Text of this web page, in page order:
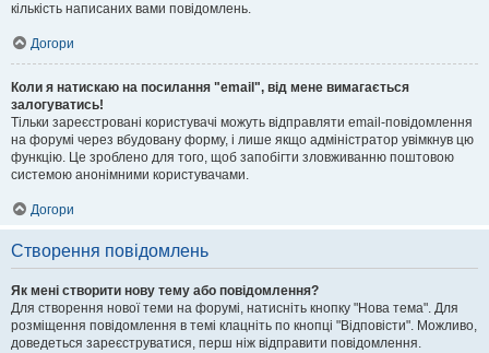
кількість написаних вами повідомлень.
Догори
Коли я натискаю на посилання "email", від мене вимагається
залогуватись!
Тільки зареєстровані користувачі можуть відправляти email-повідомлення
на форумі через вбудовану форму, і лише якщо адміністратор увімкнув цю
функцію. Це зроблено для того, щоб запобігти зловживанню поштовою
системою анонімними користувачами.
Догори
Створення повідомлень
Як мені створити нову тему або повідомлення?
Для створення нової теми на форумі, натисніть кнопку "Нова тема". Для
розміщення повідомлення в темі клацніть по кнопці "Відповісти". Можливо,
доведеться зареєструватися, перш ніж відправити повідомлення.